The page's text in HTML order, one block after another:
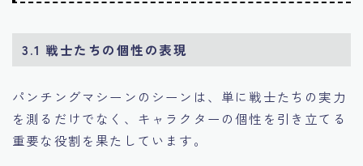
3.1 戦士たちの個性の表現
パンチングマシーンのシーンは、単に戦士たちの実力
を測るだけでなく、キャラクターの個性を引き立てる
重要な役割を果たしています。